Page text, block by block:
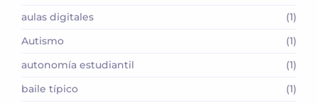
aulas digitales
(1)
Autismo
(1)
autonomía estudiantil
(1)
baile típico
(1)